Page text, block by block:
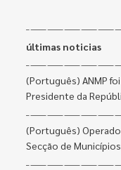
últimas noticias
(Português) ANMP
Presidente da
(Português)
Secção de